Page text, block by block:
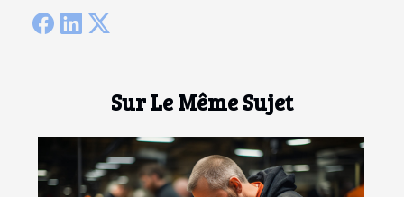
Sur Le Même Sujet